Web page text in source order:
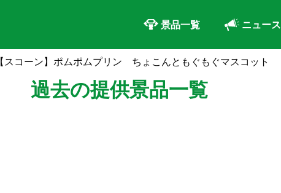
景品一覧 ニュース
【スコーン】ポムポムプリン ちょこんともぐもぐマスコット
過去の提供景品一覧